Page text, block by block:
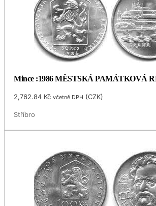
Mince :1986 MĚSTSKÁ PAMÁTKOVÁ
2,762.84 Kč včetně DPH (CZK)
Stříbro